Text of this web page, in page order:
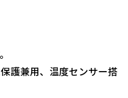
護兼用、温度センサー搭